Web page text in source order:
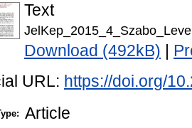
Text
Download (492kB)
URL: https://doi.org/
Article